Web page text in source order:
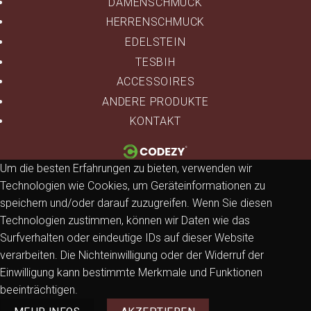
HERRENSCHMUCK
EDELSTEIN
TESBIH
ACCESSOIRES
ANDERE PRODUKTE
KONTAKT
Um die besten Erfahrungen zu bieten, verwenden wir
Technologien wie Cookies, um Geräteinformationen zu
speichern und/oder darauf zuzugreifen. Wenn Sie diesen
Technologien zustimmen, können wir Daten wie das
Surfverhalten oder eindeutige IDs auf dieser Website
verarbeiten. Die Nichteinwilligung oder der Widerruf der
Einwilligung kann bestimmte Merkmale und Funktionen
beeinträchtigen.